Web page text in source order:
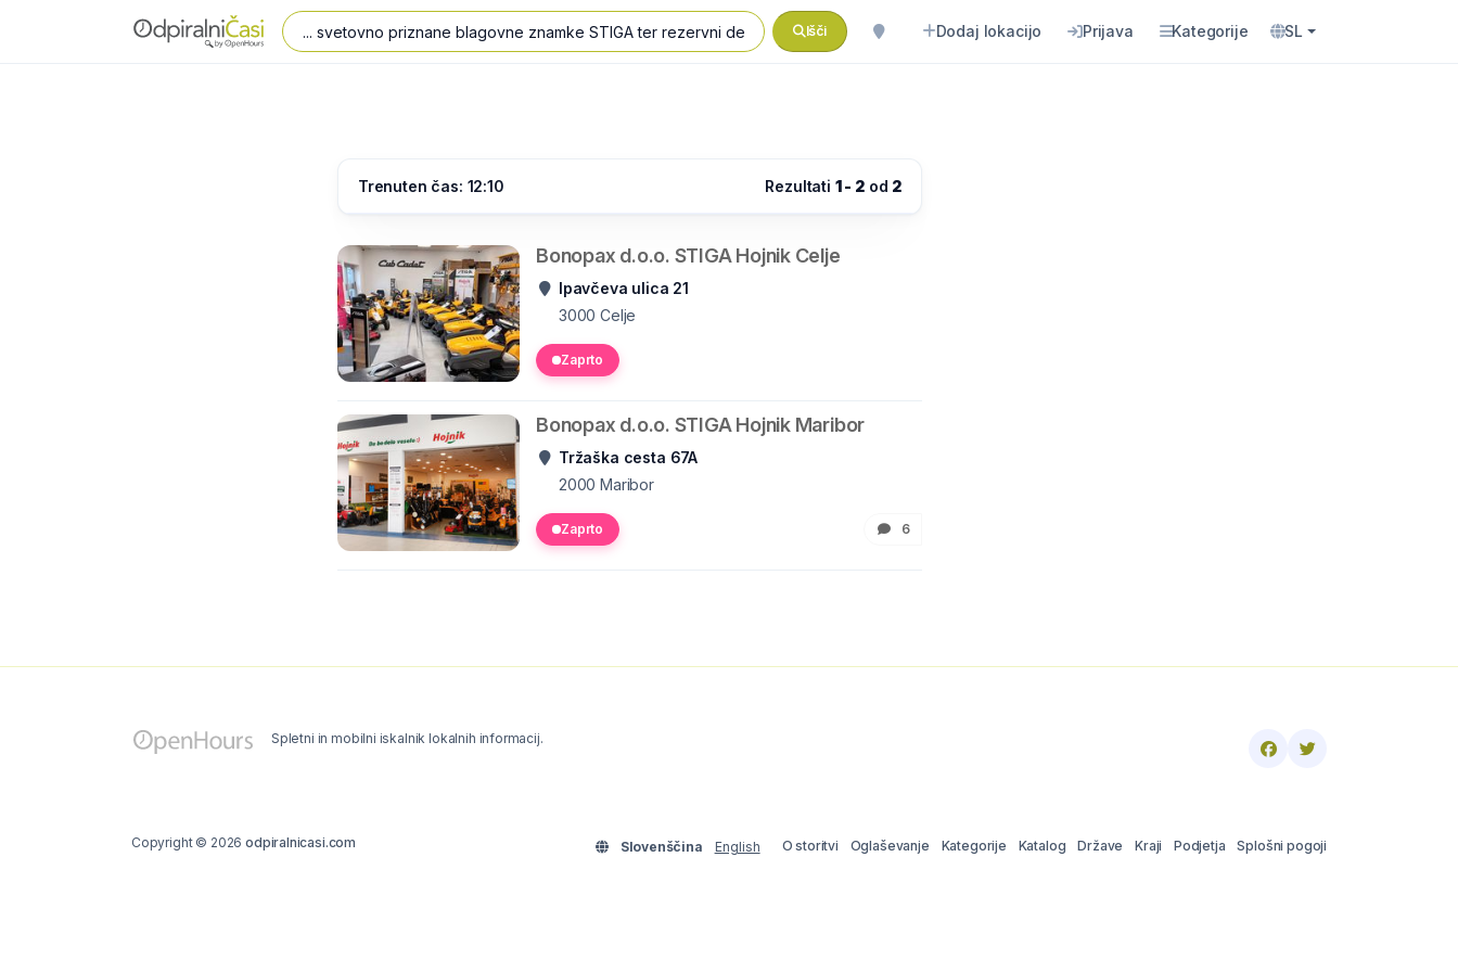
Išči Dodaj lokacijo Prijava Kategorije SL
Trenuten čas: 12:10 Rezultati 1 - 2od 2
Bonopax d.o.o. STIGA Hojnik Celje
Ipavčeva ulica 21
3000 Celje
Zaprto
Bonopax d.o.o. STIGA Hojnik Maribor
Tržaška cesta 67A
2000 Maribor
Zaprto 6
Spletni in mobilni iskalnik lokalnih informacij.
Copyright © 2026odpiralnicasi.com O storitvi Oglaševanje Kategorije Katalog Države Kraji Podjetja Splošni pogoji
Slovenščina English